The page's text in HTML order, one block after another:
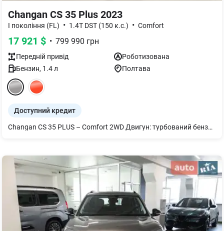
Changan CS 35 Plus 2023
I покоління (FL) • 1.4T DST (150 к.с.) • Comfort
17 921 $ • 799 990 грн
Передній привід
Роботизована
Бензин, 1.4л Полтава
Доступний кредит
Changan CS 35 PLUS – Comfort 2WD Двигун: турбований бензиновий 1.4 л., 150 к.с., 255 Н*м. КПП: автоматична роботизована 7DCT, з подвійним мокрим зчепленням Рік виробництва - 2023 • Електропідсилювач керма з вибором режиму • Легкосплавні колісні диски "17" з шинами розмірністю 215/55 • Стальне запасне колесо T125/80 R17 • Роздвоєні вихлопні труби • Світодіодні фари, денні ходові вогні, задні ліхтарі, стоп сигнал, протитуманний ліхтар • Функція автоматичного увімкнення фар • Електробігрів лобового та заднього скла • Електросклопідйомники передніх і задніх дверей з функцією захисту від защемлення • Електроскладання та обігрів бокових дзеркал • Мультифункціональне рульове колесо • Цифрова панель приладів • Регулювання рульової колонки по висоті та вильоту • Роз'єм 12V попереду • Оббивка сидінь з тканини • Шкіряна оббивка рульового колеса • Шкіряна оббивка рукоятки важеля перемикача передач • Підігрів передніх сидінь • Клімат-контроль • Очищувач повітря з вугільним фільтром • Мультимедійна система (кольоровий сенсорний дисплей з діагоналлю 10 дюймів), 4 динаміки • Інтерфейс Bluetooth для підключення мобільних приладів • Роз'єми USB для переднього і заднього ряду сидінь • Фронтальні подушки безпеки для водія та переднього пасажира • Передні бокові подушки безпеки • ABS, EBD, ESP, HHC, HDC • Система допомоги при екстренному гальмуванні автомобіля (BA) • Система контроля тиску в шинах (TPMS) • Функція утримання автомобіля на місці (Auto Hold) • Задні датчики парковки • Камера заднього огляду з динанічною розміткою • Круїз-контроль